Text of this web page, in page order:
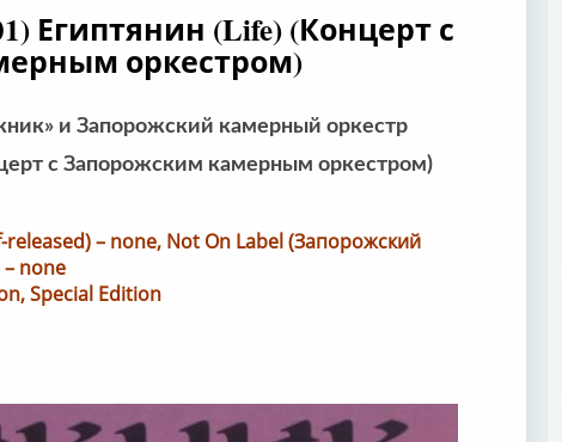
Египтянин (Life) (Концерт с
оркестром)
и Запорожский камерный оркестр
с Запорожским камерным оркестром)
– none, Not On Label (Запорожский
none
Special Edition